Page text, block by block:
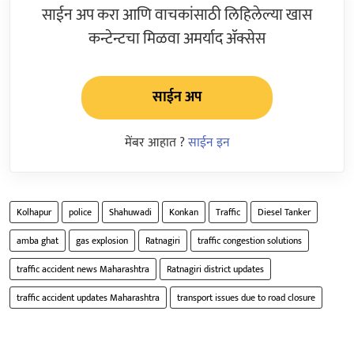
साईन अप करा आणि वाचकांसाठी लिहिलेल्या खास
कन्टेन्टचा मिळवा अमर्याद ॲक्सेस
साईन अप
मेंबर आहात ?साईन इन
Kolhapur police Shahuwadi Konkan Traffic
Diesel Tanker
amba ghat
gas explosion Ratnagiri
traffic congestion solutions
traffic accident news Maharashtra
Ratnagiri district updates
traffic accident updates Maharashtra
transport issues due to road closure